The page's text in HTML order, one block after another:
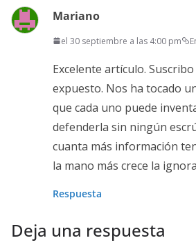
Mariano
el 30 septiembre a las 4:00 pm
Excelente artículo.
expuesto. Nos ha tocado
que cada uno puede
defenderla sin ningún
cuanta más información
la mano más crece la
Respuesta
Deja una respuesta